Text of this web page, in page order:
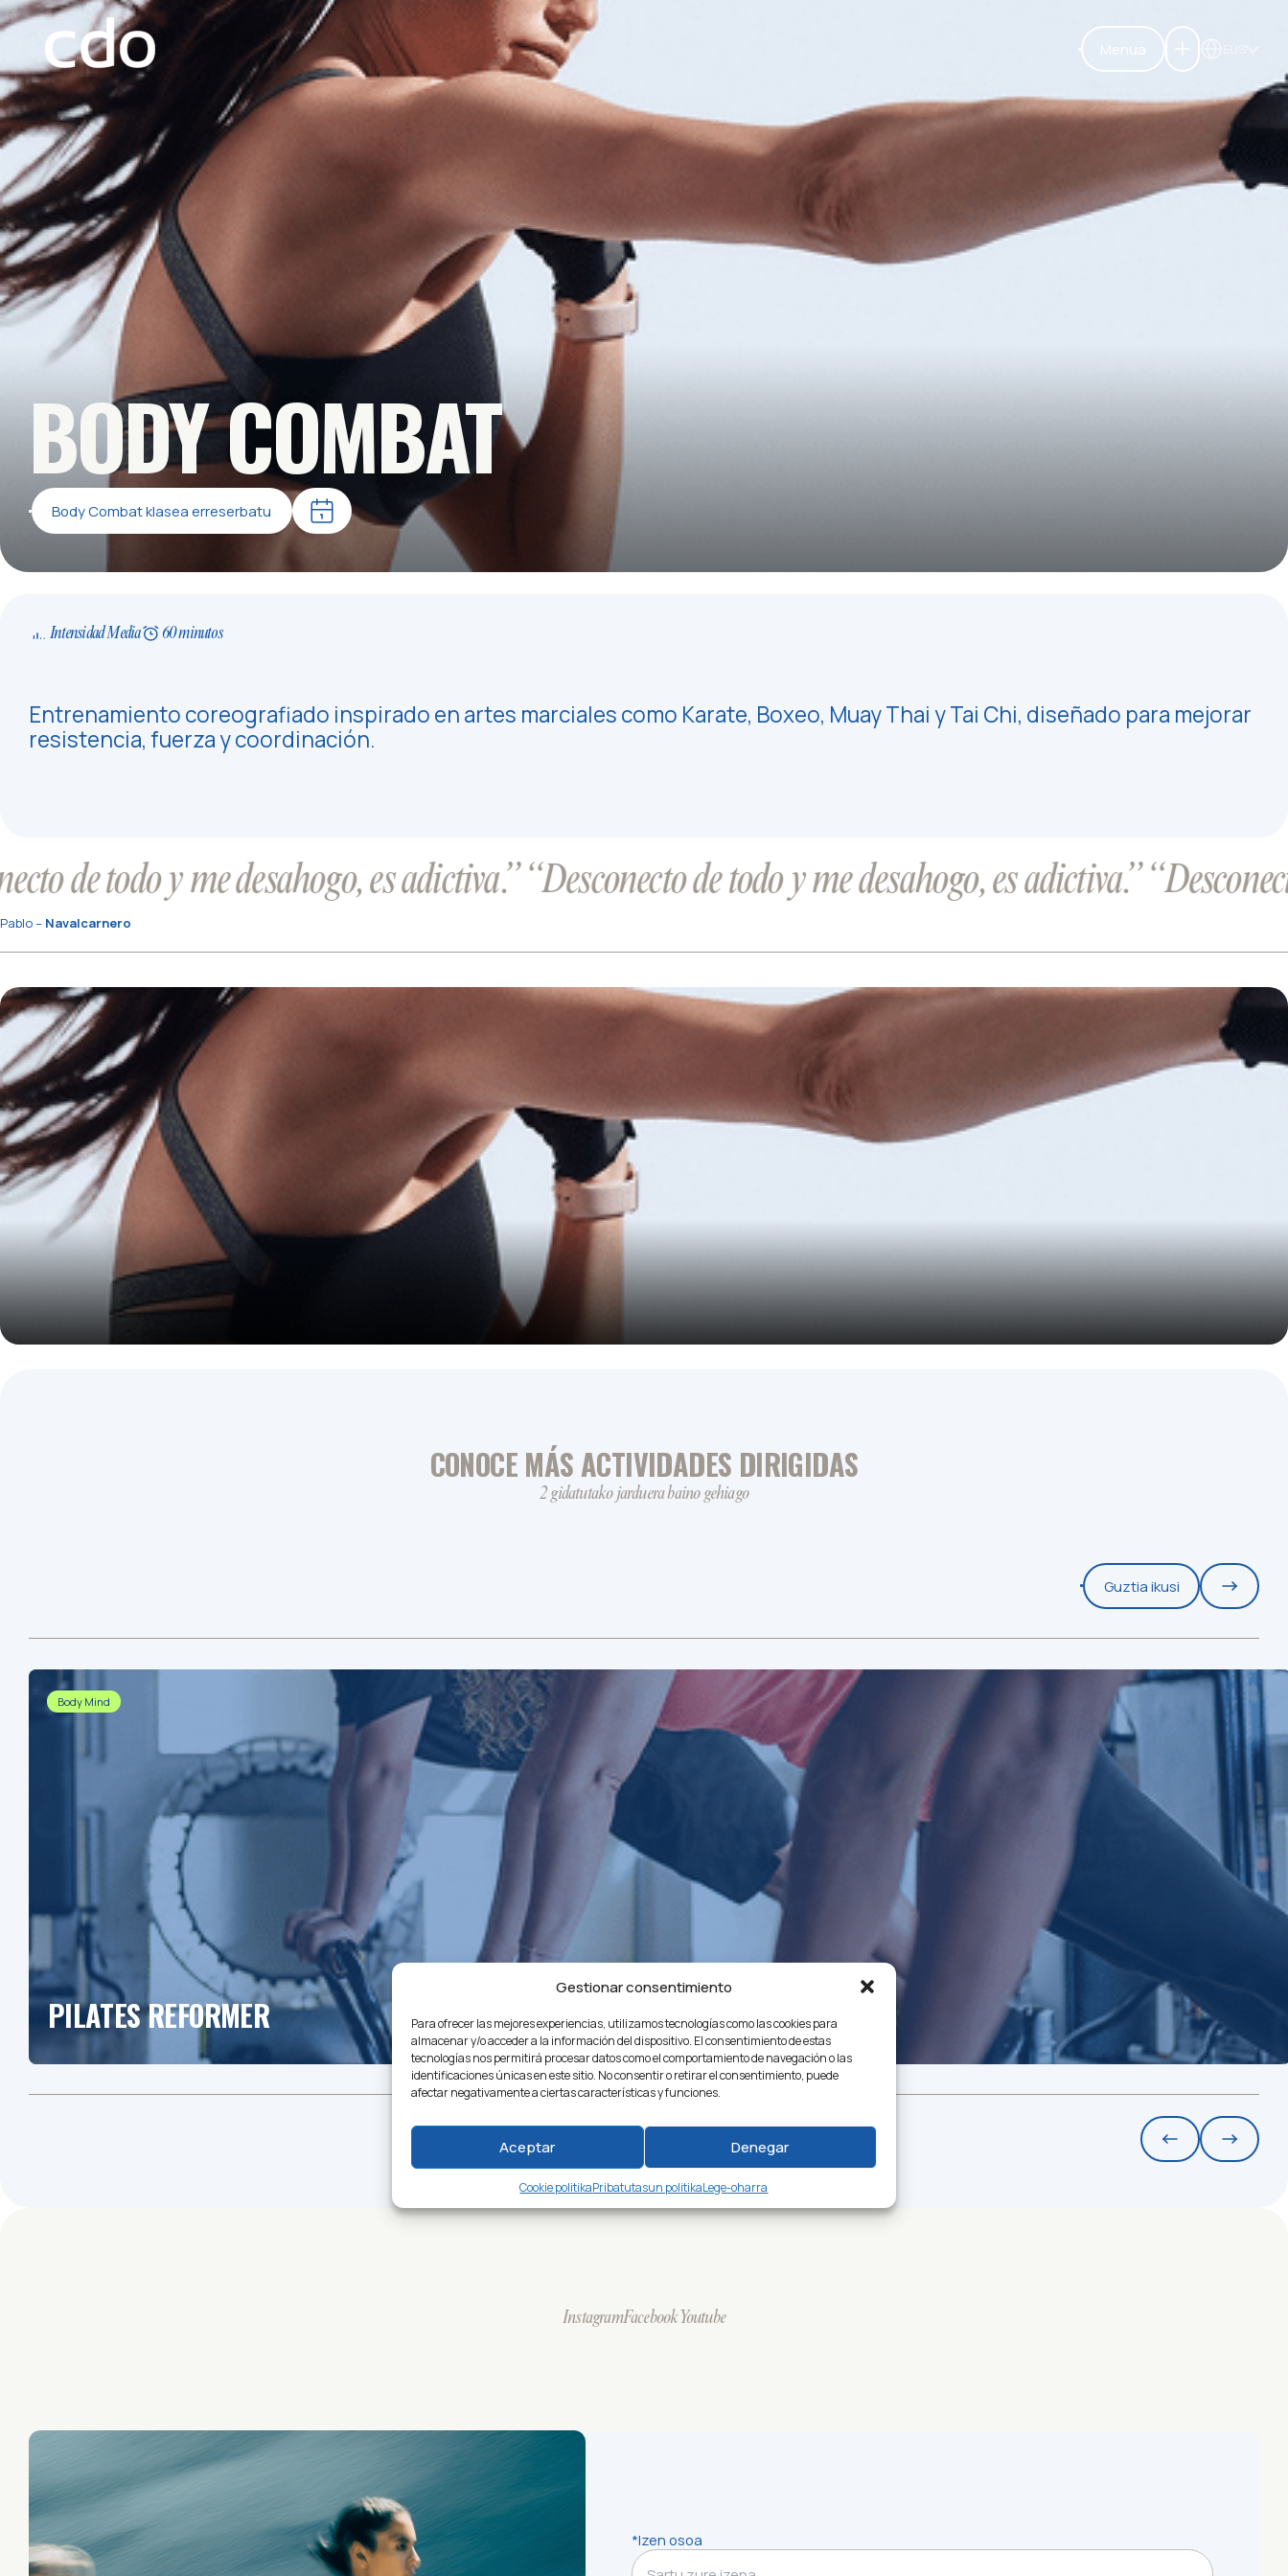
Gestionar consentimiento
Para ofrecer las mejores experiencias, utilizamos tecnologías como las cookies para
almacenar y/o acceder a la información del dispositivo. El consentimiento de estas
tecnologías nos permitirá procesar datos como el comportamiento de navegación o las
identificaciones únicas en este sitio. No consentir o retirar el consentimiento, puede
afectar negativamente a ciertas características y funciones.
Aceptar Denegar
Cookie politikaPribatutasun politikaLege-oharra
Menua
BODY COMBAT
Body Combat klasea erreserbatu
Intensidad Media 60 minutos
Entrenamiento coreografiado inspirado en artes marciales como Karate, Boxeo, Muay Thai y Tai Chi, diseñado para mejorar
resistencia, fuerza y coordinación.
de todo y me desahogo, es adictiva.”“Desconecto de todo y me desahogo, es adictiva.”“Desconecto
Pablo – Navalcarnero
CONOCE MÁS ACTIVIDADES DIRIGIDAS
2 gidatutako jarduera baino gehiago
Guztia ikusi
Body Mind
PILATES REFORMER
InstagramFacebookYoutube
*Izen osoa